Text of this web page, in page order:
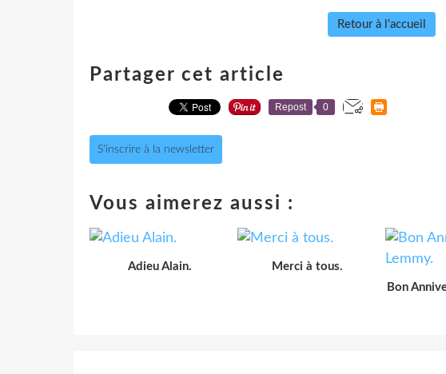
Retour à l'accueil
Partager cet article
Repost 0
S'inscrire à la newsletter
Vous aimerez aussi :
Adieu Alain.
Merci à tous.
Bon